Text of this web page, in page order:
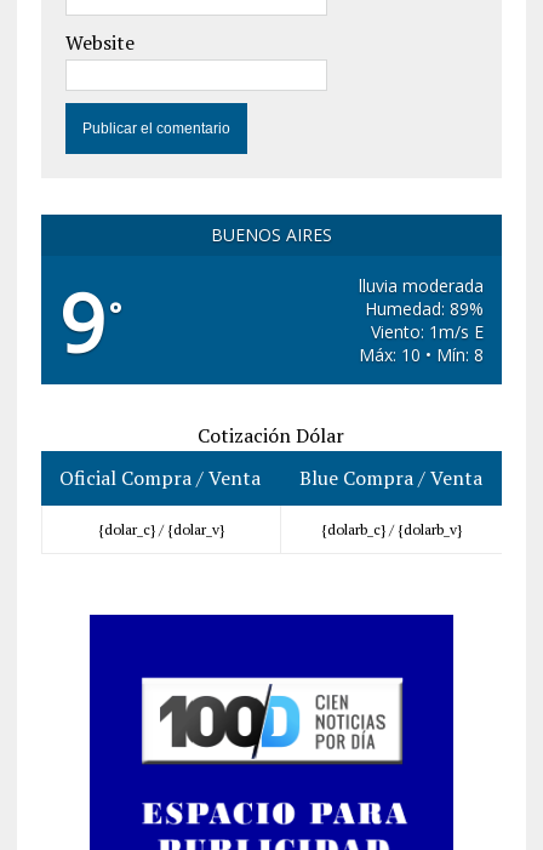
Website
BUENOS AIRES
9°
lluvia moderada
Humedad: 89%
Viento: 1m/s E
Máx: 10 • Mín: 8
Cotización Dólar
Oficial Compra / Venta
Blue Compra / Venta
{dolar_c} / {dolar_v} {dolarb_c} / {dolarb_v}